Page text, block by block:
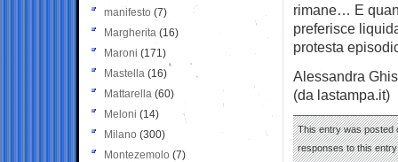
rimane… E
preferisce
protesta
Alessandra
(da lastampa.it)
This entry was posted
responses to this
manifesto (7)
Margherita (16)
Maroni (171)
Mastella (16)
Mattarella (60)
Meloni (14)
Milano (300)
Montezemolo (7)